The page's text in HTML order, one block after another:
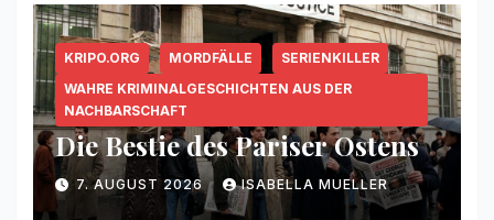
KRIPO.ORG MORDFÄLLE
SERIENKILLER
WAHRE KRIMINALGESCHICHTEN AUS DER
NACHBARSCHAFT
Die Bestie des Pariser Ostens
7. AUGUST 2026 ISABELLA MUELLER